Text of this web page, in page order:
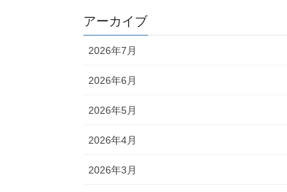
アーカイブ
2026年7月
2026年6月
2026年5月
2026年4月
2026年3月